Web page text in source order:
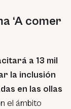
‘A comer
a 13 mil
la inclusión
en las ollas
el ámbito